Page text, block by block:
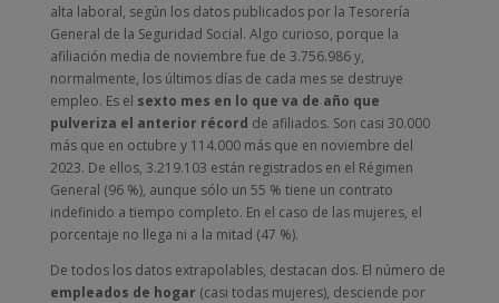
alta laboral, según los datos publicados por la Tesorería
General de la Seguridad Social. Algo curioso, porque la
afiliación media de noviembre fue de 3.756.986 y,
normalmente, los últimos días de cada mes se destruye
empleo. Es el sexto mes en lo que va de año que
pulveriza el anterior récord de afiliados. Son casi 30.000
más que en octubre y 114.000 más que en noviembre del
2023. De ellos, 3.219.103 están registrados en el Régimen
General (96 %), aunque sólo un 55 % tiene un contrato
indefinido a tiempo completo. En el caso de las mujeres, el
porcentaje no llega ni a la mitad (47 %).
De todos los datos extrapolables, destacan dos. El número de
empleados de hogar (casi todas mujeres), desciende por